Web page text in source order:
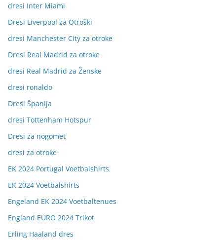
dresi Inter Miami
Dresi Liverpool za Otroški
dresi Manchester City za otroke
Dresi Real Madrid za otroke
dresi Real Madrid za Ženske
dresi ronaldo
Dresi Španija
dresi Tottenham Hotspur
Dresi za nogomet
dresi za otroke
EK 2024 Portugal Voetbalshirts
EK 2024 Voetbalshirts
Engeland EK 2024 Voetbaltenues
England EURO 2024 Trikot
Erling Haaland dres